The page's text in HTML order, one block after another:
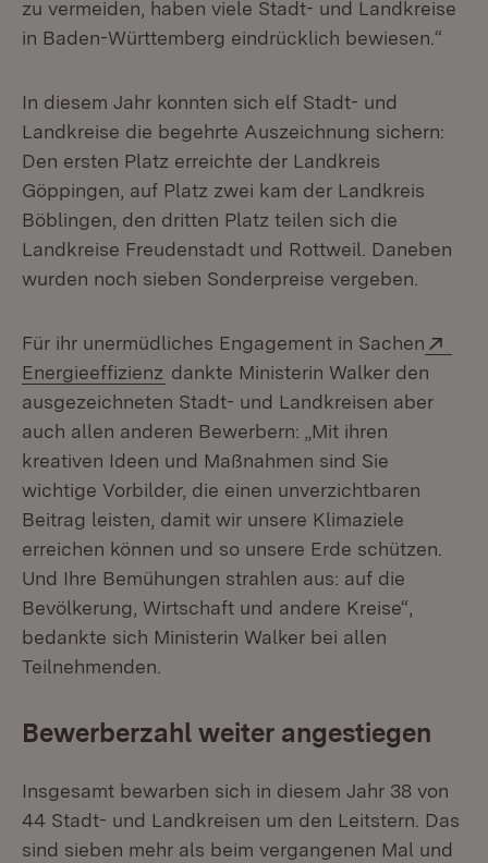
zu vermeiden, haben viele Stadt- und Landkreise
in Baden-Württemberg eindrücklich bewiesen.“
In diesem Jahr konnten sich elf Stadt- und
Landkreise die begehrte Auszeichnung sichern:
Den ersten Platz erreichte der Landkreis
Göppingen, auf Platz zwei kam der Landkreis
Böblingen, den dritten Platz teilen sich die
Landkreise Freudenstadt und Rottweil. Daneben
wurden noch sieben Sonderpreise vergeben.
Für ihr unermüdliches Engagement in Sachen
Energieeffizienz (Öffnet in neuem Fenster)
dankte Ministerin Walker den
ausgezeichneten Stadt- und Landkreisen aber
auch allen anderen Bewerbern: „Mit ihren
kreativen Ideen und Maßnahmen sind Sie
wichtige Vorbilder, die einen unverzichtbaren
Beitrag leisten, damit wir unsere Klimaziele
erreichen können und so unsere Erde schützen.
Und Ihre Bemühungen strahlen aus: auf die
Bevölkerung, Wirtschaft und andere Kreise“,
bedankte sich Ministerin Walker bei allen
Teilnehmenden.
Bewerberzahl weiter angestiegen
Insgesamt bewarben sich in diesem Jahr 38 von
44 Stadt- und Landkreisen um den Leitstern. Das
sind sieben mehr als beim vergangenen Mal und